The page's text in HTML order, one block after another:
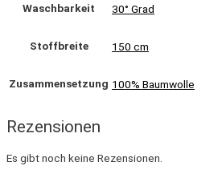
Waschbarkeit 30° Grad
Stoffbreite 150 cm
Zusammensetzung 100% Baumwolle
Rezensionen
Es gibt noch keine Rezensionen.